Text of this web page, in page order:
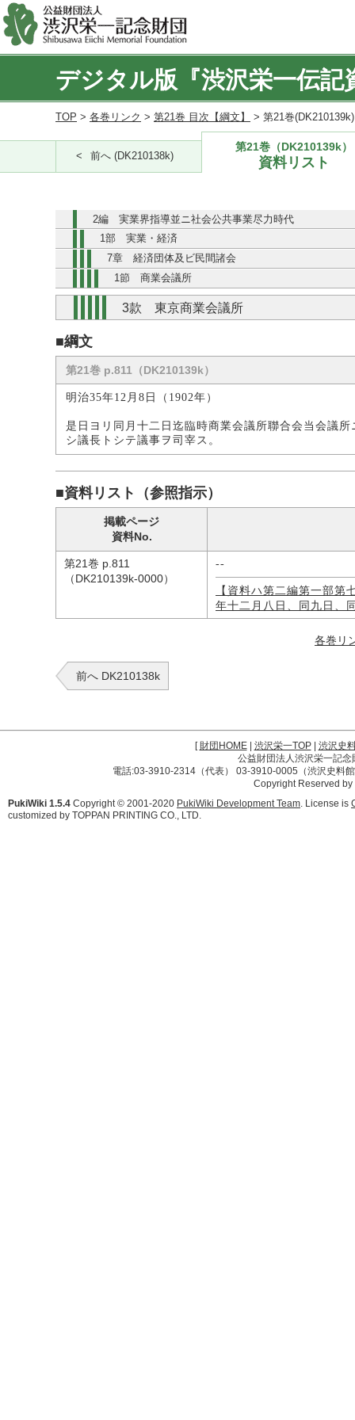
デジタル版『渋沢栄一伝記
TOP > 各巻リンク > 第21巻 目次【綱文】 > 第21巻
前へ (DK210138k)
第21巻（DK210139k）
資料リスト
2編 実業界指導並ニ社会公共事業尽力時代
1部 実業・経済
7章 経済団体及ビ民間諸会
1節 商業会議所
3款 東京商業会議所
■綱文
第21巻 p.811（DK210139k）
明治35年12月8日（1902年）
是日ヨリ同月十二日迄臨時商業会議所聯合会当会議
シ議長トシテ議事ヲ司宰ス。
■資料リスト（参照指示）
掲載ページ
資料No.
第21巻 p.811
（DK210139k-0000）
--
【資料ハ第二編第一部
年十二月八日、同九日、
各巻リ
前へ DK210138k
[財団HOME| 渋沢栄一TOP| 渋沢史
公益財団法人渋沢栄一記
電話:03-3910-2314（代表） 03-3910-0005（渋沢史料
Copyright Reserved
PukiWiki 1.5.4 Copyright © 2001-2020 PukiWiki Development Team. License is
customized by TOPPAN PRINTING CO., LTD.